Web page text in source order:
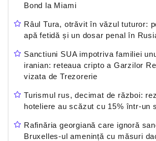
Bond la Miami
Râul Tura, otrăvit în văzul tuturor:
apă fetidă și un dosar penal în
Sanctiuni SUA impotriva familiei
iranian: reteaua cripto a Garzilor
vizata de Trezorerie
Turismul rus, decimat de război:
hoteliere au scăzut cu 15% într-un
Rafinăria georgiană care ignoră
Bruxelles-ul amenință cu măsuri